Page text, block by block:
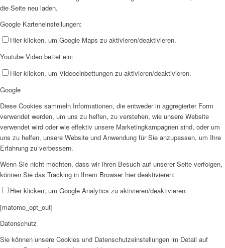
die Seite neu laden.
Google Karteneinstellungen:
Hier klicken, um Google Maps zu aktivieren/deaktivieren.
Youtube Video bettet ein:
Hier klicken, um Videoeinbettungen zu aktivieren/deaktivieren.
Google
Diese Cookies sammeln Informationen, die entweder in aggregierter Form
verwendet werden, um uns zu helfen, zu verstehen, wie unsere Website
verwendet wird oder wie effektiv unsere Marketingkampagnen sind, oder um
uns zu helfen, unsere Website und Anwendung für Sie anzupassen, um Ihre
Erfahrung zu verbessern.
Wenn Sie nicht möchten, dass wir Ihren Besuch auf unserer Seite verfolgen,
können Sie das Tracking in Ihrem Browser hier deaktivieren:
Hier klicken, um Google Analytics zu aktivieren/deaktivieren.
[matomo_opt_out]
Datenschutz
Sie können unsere Cookies und Datenschutzeinstellungen im Detail auf